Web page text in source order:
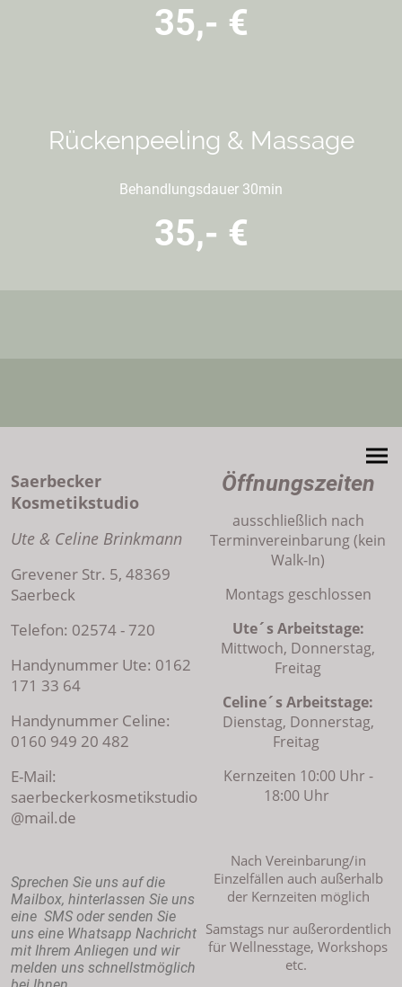
35,- €
Rückenpeeling & Massage
Behandlungsdauer 30min
35,- €
Saerbecker
Kosmetikstudio
Ute & Celine Brinkmann
Grevener Str. 5, 48369
Saerbeck
Telefon: 02574 - 720
Handynummer Ute: 0162
171 33 64
Handynummer Celine:
0160 949 20 482
E-Mail:
saerbeckerkosmetikstudio
@mail.de
Sprechen Sie uns auf die
Mailbox, hinterlassen Sie uns
eine SMS oder senden Sie
uns eine Whatsapp Nachricht
mit Ihrem Anliegen und wir
melden uns schnellstmöglich
Öffnungszeiten
ausschließlich nach
Terminvereinbarung (kein
Walk-In)
Montags geschlossen
Ute´s Arbeitstage:
Mittwoch, Donnerstag,
Freitag
Celine´s Arbeitstage:
Dienstag, Donnerstag,
Freitag
Kernzeiten 10:00 Uhr -
18:00 Uhr
Nach Vereinbarung/in
Einzelfällen auch außerhalb
der Kernzeiten möglich
Samstags nur außerordentlich
für Wellnesstage, Workshops
etc.